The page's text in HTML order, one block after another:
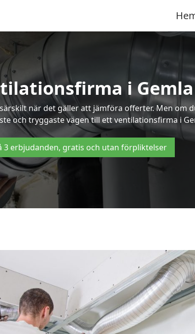
i Gemla
när det gäller att jämföra offerter. Men om
och tryggaste vägen till ett ventilationsfirma i
3 erbjudanden, gratis och utan förpliktelser